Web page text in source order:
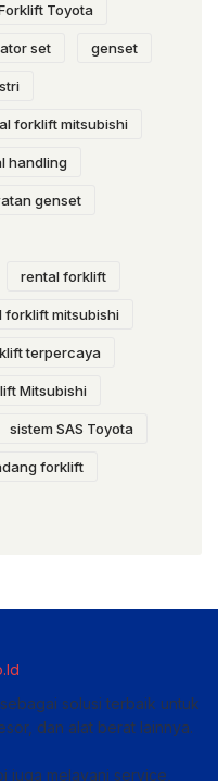
Toyota
set genset
forklift mitsubishi
handling
genset
rental forklift
forklift mitsubishi
terpercaya
Mitsubishi
sistem SAS Toyota
forklift
solusi terbaik untuk
dan alat berat lainnya.
juga melayani service,